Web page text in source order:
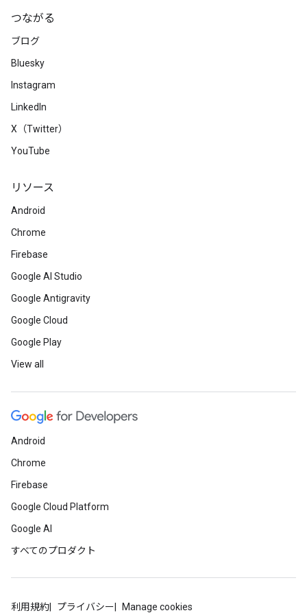
つながる
ブログ
Bluesky
Instagram
LinkedIn
X（Twitter）
YouTube
リソース
Android
Chrome
Firebase
Google AI Studio
Google Antigravity
Google Cloud
Google Play
View all
Android
Chrome
Firebase
Google Cloud Platform
Google AI
すべてのプロダクト
利用規約 プライバシー Manage cookies